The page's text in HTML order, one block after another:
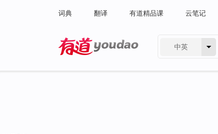
词典 翻译 有道精品课 云笔记
中英